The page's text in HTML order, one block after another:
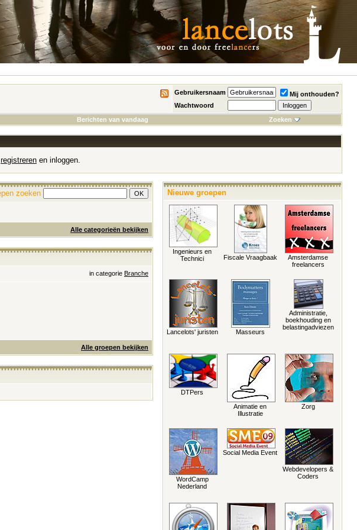
Gebruikersnaam
Mij onthouden?
Wachtwoord
Berichten van vandaag Zoeken
registreren en inloggen.
zoeken
Alle categorieën bekijken
in categorie Branche
Alle groepen bekijken
Nieuwe groepen
Ingenieurs en
Technici
Fiscale Vraagbaak
Amsterdamse
freelancers
Lancelots' juristen Masseurs
Administratie,
boekhouding en
belastingadviezen
DTPers
Animatie en
Illustratie
Zorg
WordCamp
Nederland
Social Media Event
Webdevelopers &
Coders